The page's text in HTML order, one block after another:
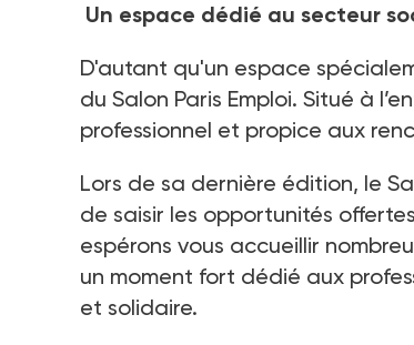
Un espace dédié au secteur
D'autant qu'un espace
du Salon Paris Emploi. Situé à
professionnel et propice aux
Lors de sa dernière édition, le
de saisir les opportunités
espérons vous accueillir
un moment fort dédié aux
et solidaire.